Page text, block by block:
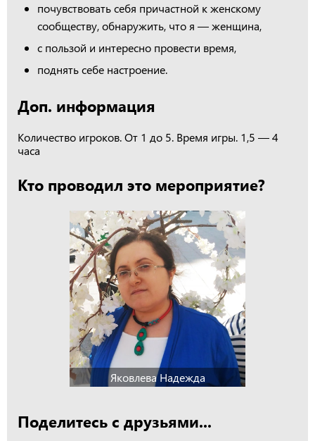
почувствовать себя причастной к женскому
сообществу, обнаружить, что я — женщина,
с пользой и интересно провести время,
поднять себе настроение.
Доп. информация
Количество игроков. От 1 до 5. Время игры. 1,5 — 4
часа
Кто проводил это мероприятие?
Яковлева Надежда
Поделитесь с друзьями...